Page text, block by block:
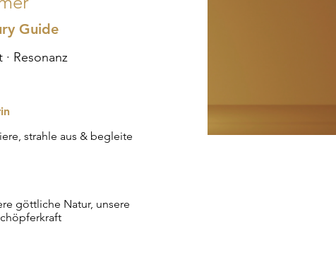
Guide
· Resonanz
strahle aus & begleite
göttliche Natur, unsere